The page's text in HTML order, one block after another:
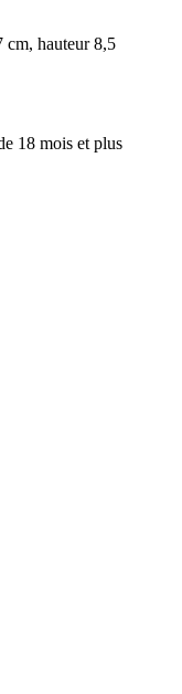
cm, hauteur 8,5
18 mois et plus